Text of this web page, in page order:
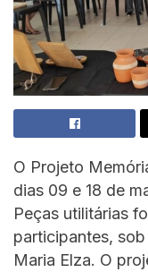
O Projeto
dias 09 e 18 de
Peças utilitárias
participantes,
Maria Elza. O